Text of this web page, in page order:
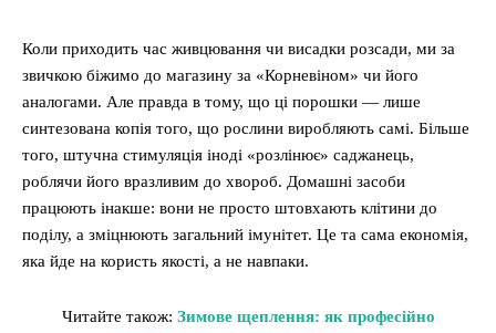
Коли приходить час живцювання чи висадки розсади, ми за
звичкою біжимо до магазину за «Корневіном» чи його
аналогами. Але правда в тому, що ці порошки — лише
синтезована копія того, що рослини виробляють самі. Більше
того, штучна стимуляція іноді «розлінює» саджанець,
роблячи його вразливим до хвороб. Домашні засоби
працюють інакше: вони не просто штовхають клітини до
поділу, а зміцнюють загальний імунітет. Це та сама економія,
яка йде на користь якості, а не навпаки.
Читайте також: Зимове щеплення: як професійно